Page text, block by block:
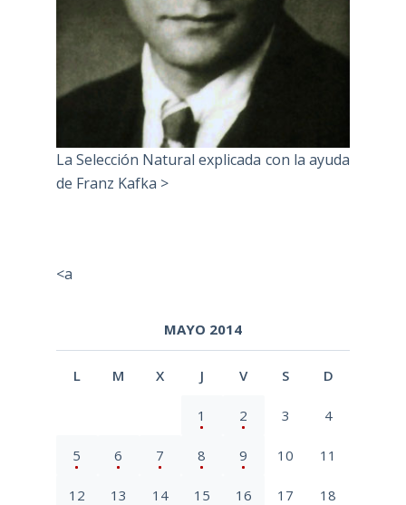
La Selección Natural explicada con la ayuda
de Franz Kafka >
<a
MAYO 2014
L M X J V S D
1 2 3 4
5 6 7 8 9 10 11
12 13 14 15 16 17 18